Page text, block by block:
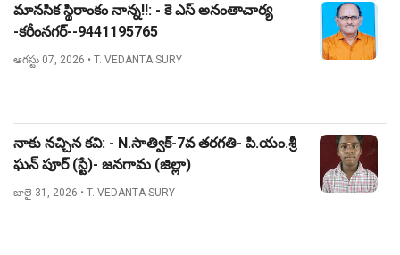
మానసిక స్థిరాంకం నాన్న!!: - కె ఎస్ అనంతాచార్య
-కరీంనగర్--9441195765
ఆగస్టు 07, 2026 • T. VEDANTA SURY
నాకు నచ్చిన కవి: - N.సాత్విక్-7వ తరగతి- పి.యం.శ్రీ
ఘన్ పూర్ (స్టే)- జనగామ (జిల్లా)
జులై 31, 2026 • T. VEDANTA SURY